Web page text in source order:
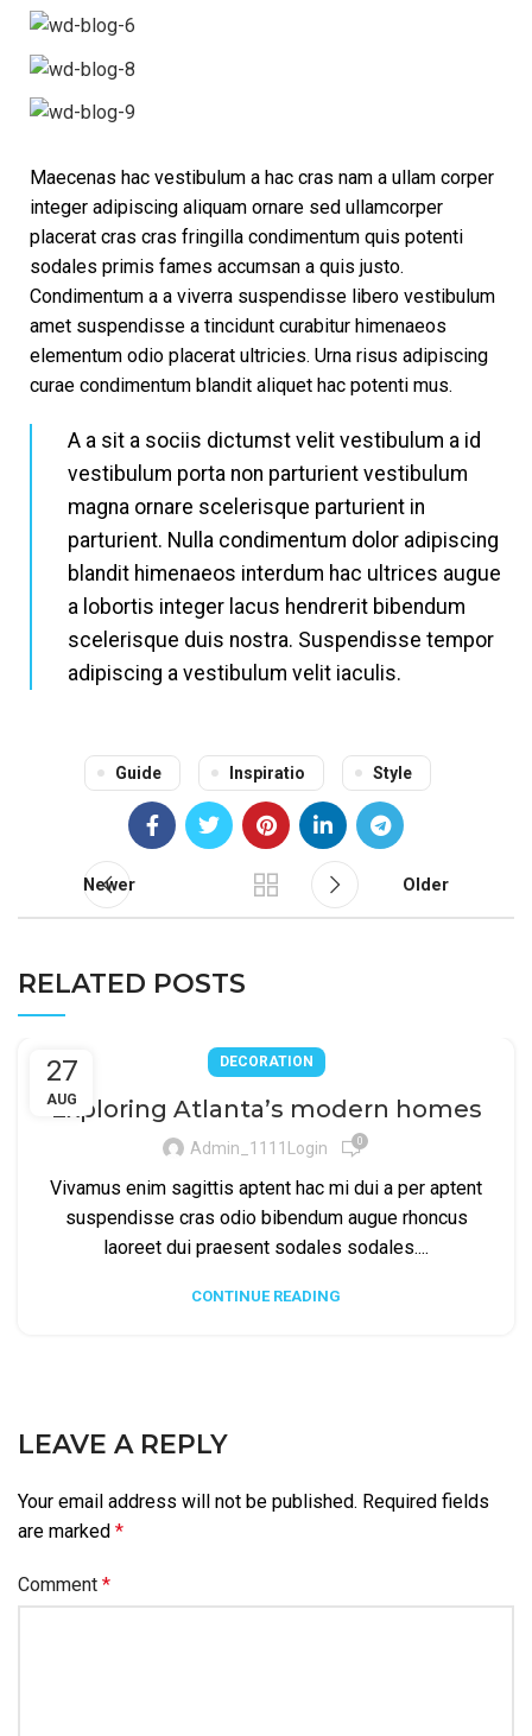
Maecenas hac vestibulum a hac cras nam a ullam corper
integer adipiscing aliquam ornare sed ullamcorper
placerat cras cras fringilla condimentum quis potenti
sodales primis fames accumsan a quis justo.
Condimentum a a viverra suspendisse libero vestibulum
amet suspendisse a tincidunt curabitur himenaeos
elementum odio placerat ultricies. Urna risus adipiscing
curae condimentum blandit aliquet hac potenti mus.
A a sit a sociis dictumst velit vestibulum a id
vestibulum porta non parturient vestibulum
magna ornare scelerisque parturient in
parturient. Nulla condimentum dolor adipiscing
blandit himenaeos interdum hac ultrices augue
a lobortis integer lacus hendrerit bibendum
scelerisque duis nostra. Suspendisse tempor
adipiscing a vestibulum velit iaculis.
Guide Inspiratio Style
Newer Older
RELATED POSTS
27
AUG
DECORATION
Exploring Atlanta’s modern homes
Admin_1111Login 0
Vivamus enim sagittis aptent hac mi dui a per aptent
suspendisse cras odio bibendum augue rhoncus
laoreet dui praesent sodales sodales....
CONTINUE READING
LEAVE A REPLY
Your email address will not be published. Required fields
are marked *
Comment *